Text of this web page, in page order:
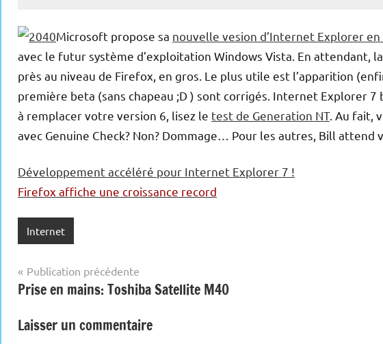
Microsoft propose sa nouvelle vesion d’Internet Explorer en
avec le futur système d’exploitation Windows Vista. En attendant,
près au niveau de Firefox, en gros. Le plus utile est l’apparition
première beta (sans chapeau ;D ) sont corrigés. Internet Explorer
à remplacer votre version 6, lisez le test de Generation NT. Au fait,
avec Genuine Check? Non? Dommage… Pour les autres, Bill attend
Développement accéléré pour Internet Explorer 7 !
Firefox affiche une croissance record
Internet
Navigation
de
l’article
Publication précédente
Prise en mains: Toshiba Satellite M40
Laisser un commentaire